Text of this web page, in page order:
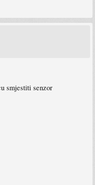
smjestiti senzor